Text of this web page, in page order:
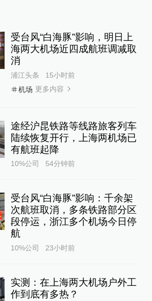
受台风“白海豚”影响，明日上
海两大机场近四成航班调减取
消
浦江头条
15小时前
机场 更多内容
途经沪昆铁路等线路旅客列车
陆续恢复开行，上海两机场已
有航班起降
10%公司 54分钟前
受台风“白海豚”影响：千余架
次航班取消，多条铁路部分区
段停运，浙江多个机场今日停
航
10%公司 23小时前
实测：在上海两大机场户外工
作到底有多热？